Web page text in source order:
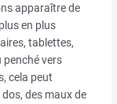
apparaître de
en plus
tablettes,
penché vers
cela peut
des maux de